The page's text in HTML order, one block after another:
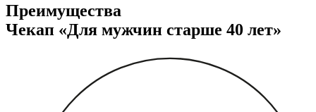
Преимущества
Чекап «Для мужчин старше 40 лет»